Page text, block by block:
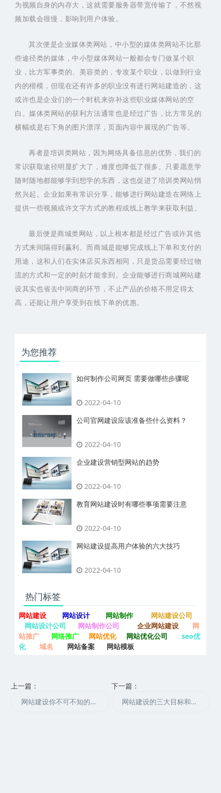
为视频自身的内存大，这就需要服务器带宽传输了，不然视
频加载会很慢，影响到用户体验。
其次便是企业媒体类网站，中小型的媒体类网站不比那
些途径类的媒体，中小型媒体网站一般都会专门做某个职
业，比方军事类的、美容类的，专攻某个职业，以做到行业
内的楷模，但现在还有许多的职业没有进行网站建造的，这
或许也是企业们的一个时机来弥补这些职业媒体网站的空
白。媒体类网站的获利方法通常也是经过广告，比方常见的
横幅或是右下角的图片漂浮，页面内容中展现的广告等。
再者是培训类网站，因为网络具备信息的优势，我们的
常识获取途径明显扩大了，难度也降低了很多。只要愿意学
随时随地都能够学到想学的东西，这也促进了培训类网站悄
然兴起。企业如果有常识分享，能够进行网站建造在网络上
提供一些视频或许文字方式的教程或线上教学来获取利益。
最后便是商城类网站，以上根本都是经过广告或许其他
方式来间隔得到赢利。而商城是能够完成线上下单和支付的
用途，这和人们在实体店买东西相同，只是货品需要经过物
流的方式和一定的时刻才能拿到。企业能够进行商城网站建
设其实也省去中间商的环节，不止产品的价格不用定得太
高，还能让用户享受到在线下单的优惠。
为您推荐
如何制作公司网页 需要做哪些步骤呢
2022-04-10
公司官网建设应该准备些什么资料？
2022-04-10
企业建设营销型网站的趋势
2022-04-10
教育网站建设时有哪些事项需要注意
2022-04-10
网站建设提高用户体验的六大技巧
2022-04-10
热门标签
网站建设 网站设计 网站制作
网站建设公司
网站设计公司
网站制作公司 企业网站建设
网
站推广
网络推广 网站优化 网站优化公司
seo优
化
域名 网站备案 网站模板
上一篇：
网站建设你不可不知的提升用户体验的秘诀
下一篇：
网站建设的三大目标和六大特性